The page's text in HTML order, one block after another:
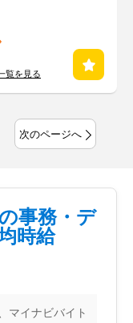
覧を見る
次のページへ
事務・デ
時給
マイナビバイト